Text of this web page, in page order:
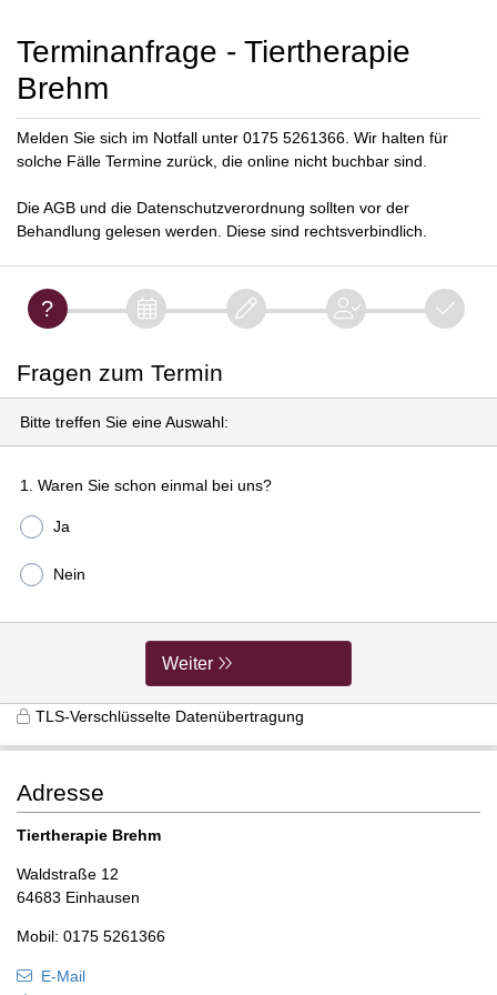
Terminanfrage - Tiertherapie
Brehm
Melden Sie sich im Notfall unter 0175 5261366. Wir halten für
solche Fälle Termine zurück, die online nicht buchbar sind.
Die AGB und die Datenschutzverordnung sollten vor der
Behandlung gelesen werden. Diese sind rechtsverbindlich.
Fragen zum Termin
Bitte treffen Sie eine Auswahl:
1. Waren Sie schon einmal bei uns?
Ja
Nein
Weiter
TLS-Verschlüsselte Datenübertragung
Adresse
Tiertherapie Brehm
Waldstraße 12
64683 Einhausen
Mobil: 0175 5261366
E-Mail